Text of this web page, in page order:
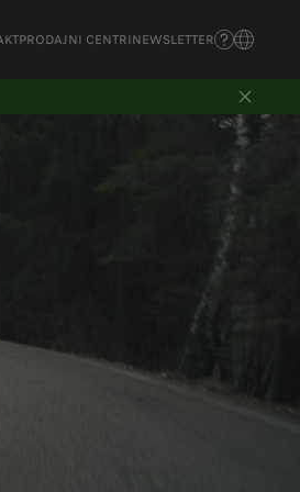
PRODAJNI CENTRINEWSLETTER